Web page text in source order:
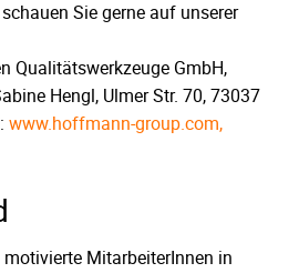
Sie gerne auf unserer
Qualitätswerkzeuge GmbH,
Hengl, Ulmer Str. 70, 73037
www.hoffmann-group.com,
MitarbeiterInnen in